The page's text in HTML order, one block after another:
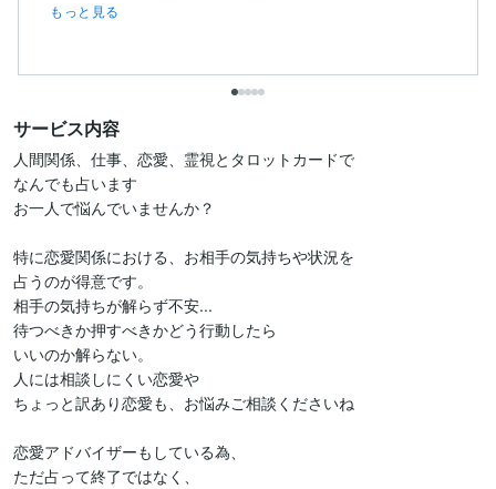
もっと見る
サービス内容
人間関係、仕事、恋愛、霊視とタロットカードで
なんでも占います
お一人で悩んでいませんか？
特に恋愛関係における、お相手の気持ちや状況を
占うのが得意です。
相手の気持ちが解らず不安...
待つべきか押すべきかどう行動したら
いいのか解らない。
人には相談しにくい恋愛や
ちょっと訳あり恋愛も、お悩みご相談くださいね
恋愛アドバイザーもしている為、
ただ占って終了ではなく、